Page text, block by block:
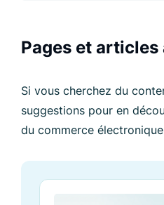
Pages et articles
Si vous cherchez du
suggestions pour en
du commerce électronique